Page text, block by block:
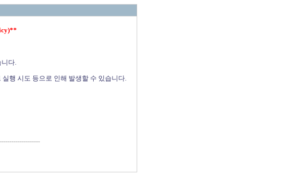
다.
행 시도 등으로 인해 발생할 수 있습니다.